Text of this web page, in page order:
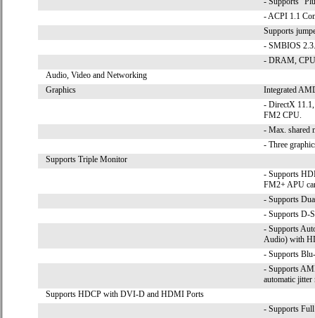
- ACPI 1.1
Supports
- SMBIOS
- DRAM, CPU
Audio, Video and Networking
Graphics
Integrated
- DirectX
FM2 CPU.
- Max. shared
- Three
Supports Triple Monitor
- Supports
FM2+ APU
- Supports
- Supports D-
- Supports
Audio) with
- Supports
- Supports
automatic
Supports HDCP with DVI-D and HDMI Ports
- Supports